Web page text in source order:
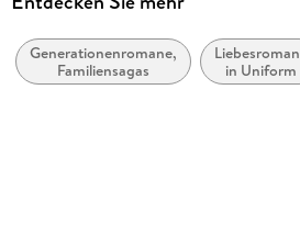
Nina Serova
Übersetzung
dargestellt
Alle Texte können angepasst
Generationenromane,
Familiensagas
in Uniform